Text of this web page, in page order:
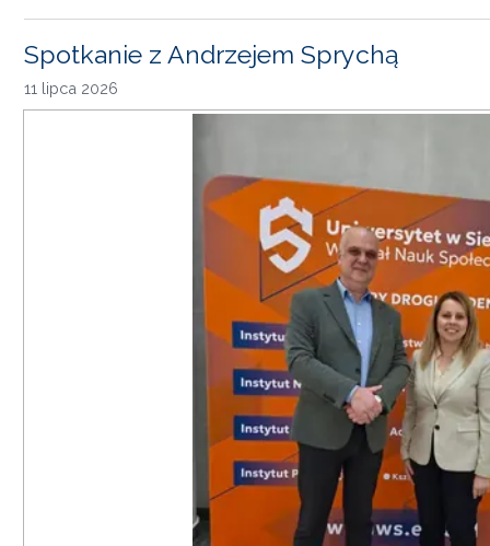
Spotkanie z Andrzejem Sprychą
11 lipca 2026